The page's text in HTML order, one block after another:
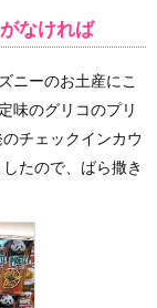
なければ
ニーのお土産にこ
味のグリコのプリ
チェックインカウ
たので、ばら撒き